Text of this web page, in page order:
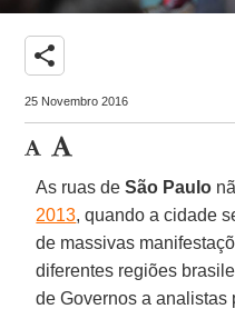
share
25 Novembro 2016
As ruas deSão Paulo
2013, quando a cidade
de massivas
diferentes regiões
de Governos a